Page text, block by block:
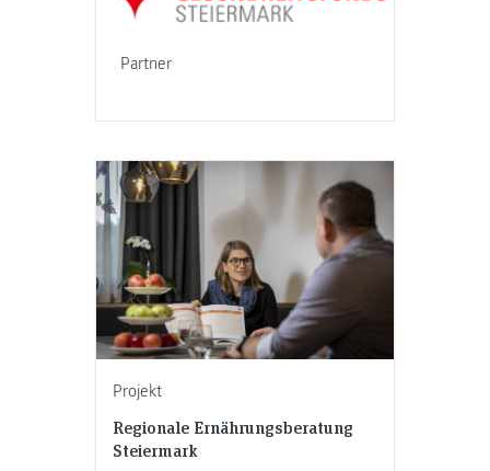
Partner
Projekt
Regionale Ernährungsberatung
Steiermark